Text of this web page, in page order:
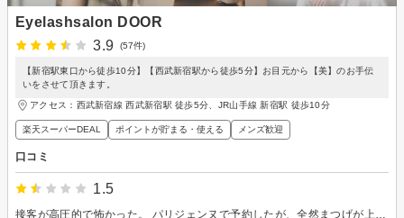
Eyelashsalon DOOR
3.9
(57件)
【新宿駅東口から徒歩10分】【西武新宿駅から徒歩5分】お目元から【美】のお手伝
いをさせて頂きます。
アクセス：西武新宿線 西武新宿駅 徒歩5分、JR山手線 新宿駅 徒歩10分
楽天スーパーDEAL ポイントが貯まる・使える メンズ歓迎
口コミ
1.5